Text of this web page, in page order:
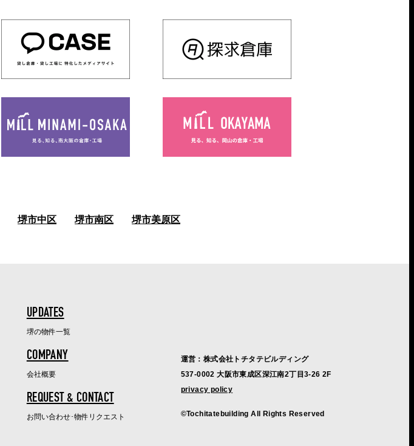
堺市中区 堺市南区 堺市美原区
UPDATES
堺の物件一覧
COMPANY
会社概要
REQUEST & CONTACT
お問い合わせ･物件リクエスト
運営：株式会社トチタテビルディング
537-0002 大阪市東成区深江南2丁目3-26 2F
privacy policy
©Tochitatebuilding All Rights Reserved